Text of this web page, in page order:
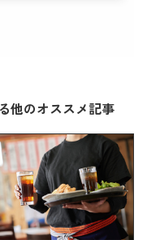
他のオススメ記事